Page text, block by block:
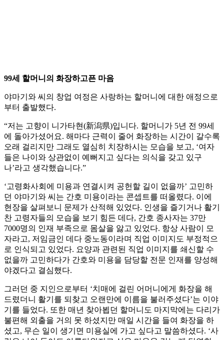
99세 할머니의 화장하고픈 마음
야마기와 씨의 창업 여정은 사랑하는 할머니에 대한 애정으로
부터 출발했다.
“저는 고향이 니가타현(新潟県)입니다. 할머니가 5년 전 99세
에 돌아가셨어요. 해마다 근력이 줄어 화장하는 시간이 갈수록
오래 걸리지만 그래도 열심히 치장하시는 모습을 보고, ‘여자
들은 나이와 상관없이 예뻐지고 싶다는 의식을 갖고 있구
나’라고 생각했습니다.”
‘고령화사회에 미용과 연결시켜 공헌할 길이 없을까’ 고민하
던 야마기와 씨는 간호 미용이라는 콘셉트를 떠올렸다. 이에
현장을 살펴보니 문제가 산적해 있었다. 인생을 즐기거나 활기
찬 고령자들의 모습을 보기 힘든 데다, 간호 종사자는 37만
7000명의 인재 부족으로 몸살을 앓고 있었다. 항상 사람이 모
자라고, 저임금인 데다 중노동이라며 직업 이미지도 부정적으
로 인식되고 있었다. 요양과 관련된 직업 이미지를 쇄신할 수
없을까 고민하다가 간호와 미용을 담당할 전문 인재를 양성해
야겠다고 결심했다.
그러던 중 지인으로부터 ‘치매에 걸린 어머니에게 화장을 해
드렸더니 활기를 되찾고 오랜만에 이름을 불러주셨다’는 이야
기를 들었다. 또한 매년 찾아뵙던 할머니도 마지막에는 다리가
불편해 외출을 거의 못 하셨지만 매일 시간을 들여 화장을 하
셨고, 무슨 일이 생기면 미용실에 가고 싶다고 말씀하셨다. ‘사